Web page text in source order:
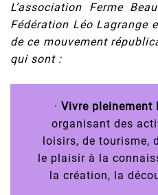
L’association Ferme
Fédération Léo Lagrange
de ce mouvement
qui sont :
· Vivre pleinement
organisant des
loisirs, de tourisme,
le plaisir à la
la création, la